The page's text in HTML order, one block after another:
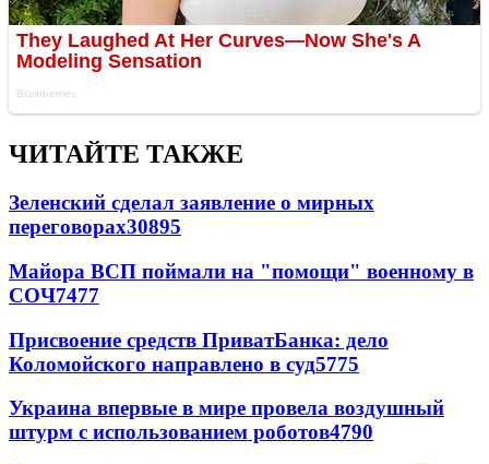
ЧИТАЙТЕ ТАКЖЕ
Зеленский сделал заявление о мирных
переговорах30895
Майора ВСП поймали на "помощи" военному в
СОЧ7477
Присвоение средств ПриватБанка: дело
Коломойского направлено в суд5775
Украина впервые в мире провела воздушный
штурм с использованием роботов4790